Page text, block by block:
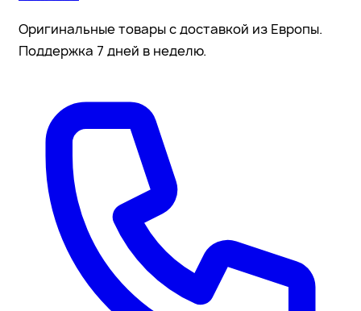
Оригинальные товары с доставкой из Европы.
Поддержка 7 дней в неделю.